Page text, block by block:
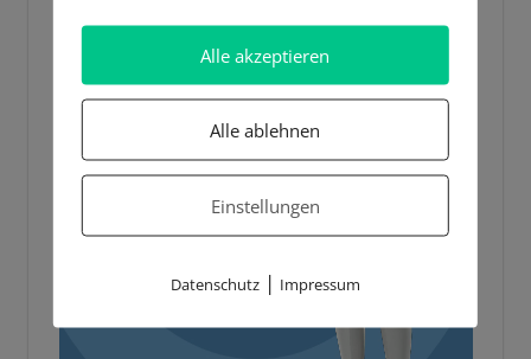
Alle akzeptieren
Alle ablehnen
Einstellungen
Datenschutz| Impressum